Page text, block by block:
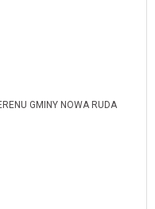
GMINY NOWA RUDA